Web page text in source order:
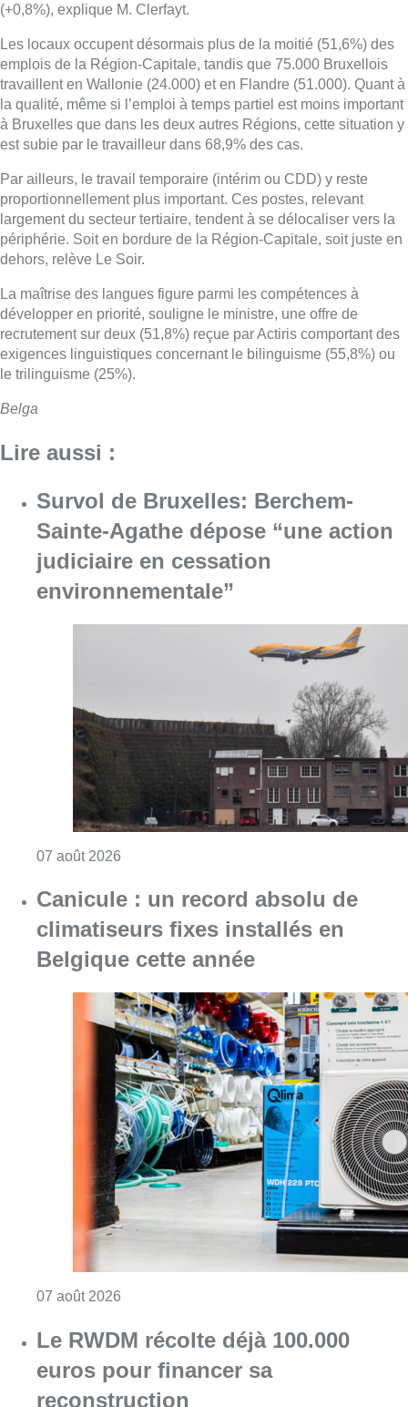
(+0,8%), explique M. Clerfayt.
Les locaux occupent désormais plus de la moitié (51,6%) des
emplois de la Région-Capitale, tandis que 75.000 Bruxellois
travaillent en Wallonie (24.000) et en Flandre (51.000). Quant à
la qualité, même si l’emploi à temps partiel est moins important
à Bruxelles que dans les deux autres Régions, cette situation y
est subie par le travailleur dans 68,9% des cas.
Par ailleurs, le travail temporaire (intérim ou CDD) y reste
proportionnellement plus important. Ces postes, relevant
largement du secteur tertiaire, tendent à se délocaliser vers la
périphérie. Soit en bordure de la Région-Capitale, soit juste en
dehors, relève Le Soir.
La maîtrise des langues figure parmi les compétences à
développer en priorité, souligne le ministre, une offre de
recrutement sur deux (51,8%) reçue par Actiris comportant des
exigences linguistiques concernant le bilinguisme (55,8%) ou
le trilinguisme (25%).
Belga
Lire aussi :
Survol de Bruxelles: Berchem-
Sainte-Agathe dépose “une action
judiciaire en cessation
environnementale”
07 août 2026
Canicule : un record absolu de
climatiseurs fixes installés en
Belgique cette année
07 août 2026
Le RWDM récolte déjà 100.000
euros pour financer sa
reconstruction